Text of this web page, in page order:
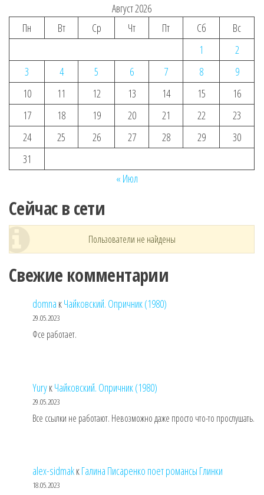
Август 2026
Пн
Вт Ср Чт Пт Сб
Вс
1
2
3
4 5 6 7 8
9
10
11 12 13 14 15
16
17
18 19 20 21 22
23
24
25 26 27 28 29
30
31
« Июл
Сейчас в сети
Пользователи не найдены
Свежие комментарии
domna кЧайковский. Опричник (1980)
29.05.2023
Фсе работает.
YuryкЧайковский. Опричник (1980)
29.05.2023
Все ссылки не работают. Невозможно даже просто что-то прослушать.
alex-sidmakкГалина Писаренко поет романсы Глинки
18.05.2023